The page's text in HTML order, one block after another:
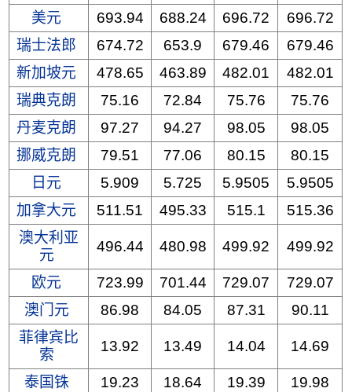
美元
693.94 688.24 696.72
696.72
瑞士法郎
674.72 653.9 679.46
679.46
新加坡元
478.65 463.89 482.01
482.01
瑞典克朗
75.16 72.84 75.76
75.76
丹麦克朗
97.27 94.27 98.05
98.05
挪威克朗
79.51 77.06 80.15
80.15
日元
5.909 5.725 5.9505
5.9505
加拿大元
511.51 495.33 515.1
515.36
澳大利亚
元
496.44 480.98 499.92 499.92
欧元 723.99 701.44 729.07
729.07
澳门元
86.98 84.05 87.31
90.11
菲律宾比
索
13.92 13.49 14.04 14.69
泰国铢 19.23 18.64 19.39
19.98